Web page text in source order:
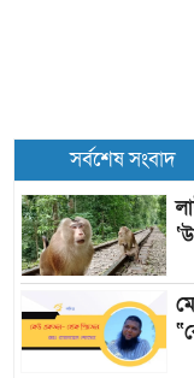
সর্বশেষ সংবাদ